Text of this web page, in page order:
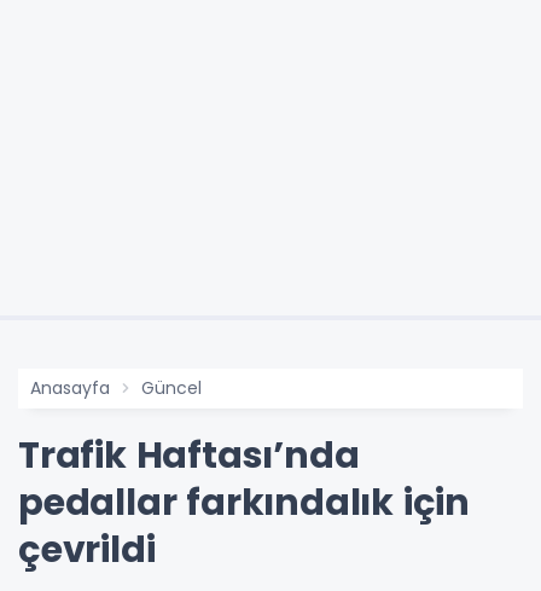
Anasayfa Güncel
Trafik Haftası’nda
pedallar farkındalık için
çevrildi